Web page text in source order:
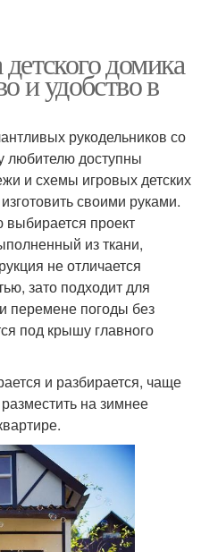
домика
и удобство в
рукодельников со
любителю доступны
и схемы игровых детских
своими руками.
выбирается проект
из ткани,
не отличается
зато подходит для
перемене погоды без
под крышу главного
и разбирается, чаще
на зимнее